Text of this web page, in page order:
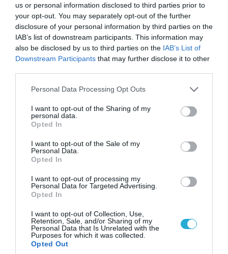
us or personal information disclosed to third parties prior to
your opt-out. You may separately opt-out of the further
disclosure of your personal information by third parties on the
IAB’s list of downstream participants. This information may
also be disclosed by us to third parties on the IAB’s List of
Downstream Participants that may further disclose it to other
Please note that this website/app uses one or more Google
not limited to your visit or usage behaviour. You may click to
grant or deny consent to Google and its third-party tags to
use your data for below specified purposes in below Google
consent section.
Personal Data Processing Opt Outs
I want to opt-out of the Sharing of my
personal data.
Opted In
I want to opt-out of the Sale of my
Personal Data.
Opted In
I want to opt-out of processing my
Personal Data for Targeted Advertising.
Opted In
I want to opt-out of Collection, Use,
Retention, Sale, and/or Sharing of my
Personal Data that Is Unrelated with the
Purposes for which it was collected.
Opted Out
08.08.2026 | 14:02
«Φώτισε» το Κίεβο μετά από χτύπημα με
υπερηχητικό 3M22 Zircon: Σοκαρισμένος
Ουκρανός κατέγραψε τη στιγμή (βίντεο)
Βάσει της τριμερούς συμφωνίας Τουρκίας,
Σ.Αραβίας & Πακιστάν θα πολεμήσουν Ριάντ και
Ισλαμαμπάντ κατά της Ελλάδας!